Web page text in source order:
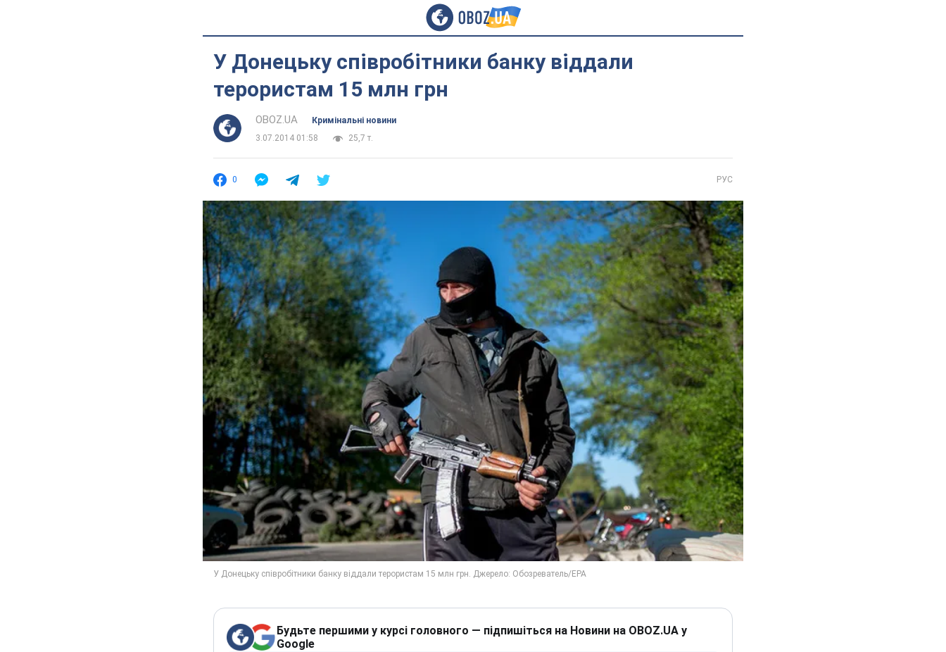
У Донецьку співробітники банку віддали
терористам 15 млн грн
OBOZ.UA
Кримінальні новини
3.07.2014 01:58
25,7 т.
0 РУС
Будьте першими у курсі головного — підпишіться на Новини на OBOZ.UA у
Google